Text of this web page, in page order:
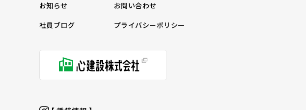
お知らせ
お問い合わせ
社員ブログ
プライバシーポリシー